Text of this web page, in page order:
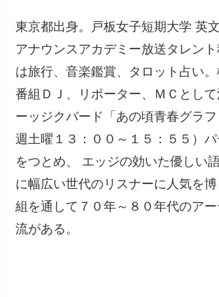
東京都出身。戸板女子短期大学 英
アナウンスアカデミー放送タレン
は旅行、音楽鑑賞、タロット占い
番組ＤＪ、リポーター、ＭＣとして
ーッジクバード「あの頃青春グラ
週土曜１３：００～１５：５５）
をつとめ、 エッジの効いた優しい
に幅広い世代のリスナーに人気を
組を通して７０年～８０年代のア
流がある。